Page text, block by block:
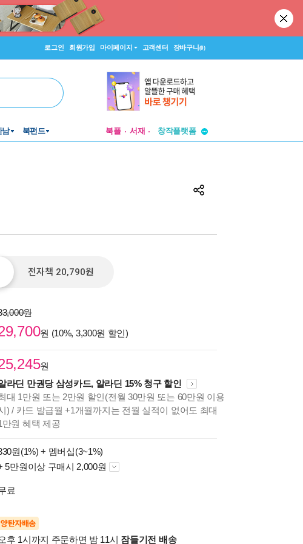
로그인 회원가입 마이페이지 고객센터 장바구니(0)
남 북펀드 북플 서재
창작플랫폼
전자책 20,790원
원
원 (10%, 3,300원 할인)
원
라딘 만권당 삼성카드, 알라딘 15% 청구 할인
대 1만원 또는 2만원 할인(전월 30만원 또는 60만원 이용
) / 카드 발급월 +1개월까지는 전월 실적이 없어도 최대
만원 혜택 제공
원(1%) + 멤버십(3~1%)
5만원이상 구매시 2,000원
료
양탄자배송
후 1시까지 주문하면 밤 11시 잠들기전 배송